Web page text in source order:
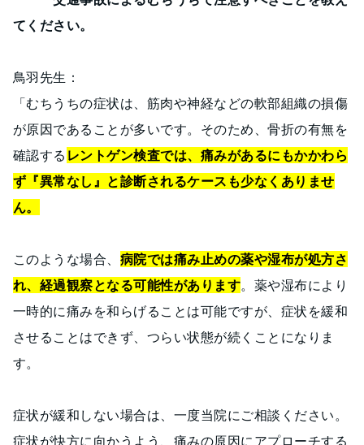
てください。
鳥羽先生：
「むちうちの症状は、筋肉や神経などの軟部組織の損傷
が原因であることが多いです。そのため、骨折の有無を
確認する レントゲン検査では、痛みがあるにもかかわら
ず『異常なし』と診断されるケースも少なくありませ
ん。
このような場合、 病院では痛み止めの薬や湿布が処方さ
れ、経過観察となる可能性があります。薬や湿布により
一時的に痛みを和らげることは可能ですが、症状を緩和
させることはできず、つらい状態が続くことになりま
す。
症状が緩和しない場合は、一度当院にご相談ください。
症状が快方に向かうよう、痛みの原因にアプローチする